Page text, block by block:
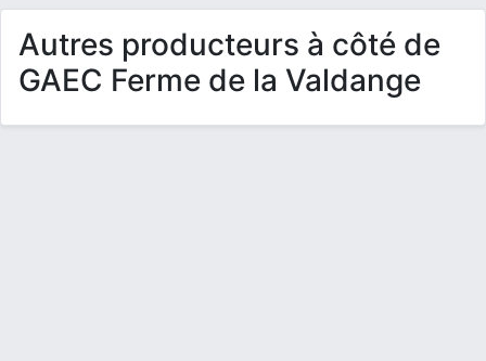
Autres producteurs à côté de
GAEC Ferme de la Valdange